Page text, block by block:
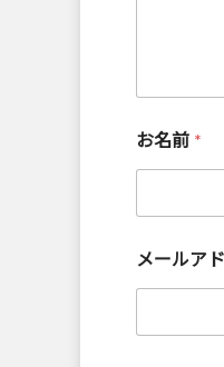
お名前 *
メールア